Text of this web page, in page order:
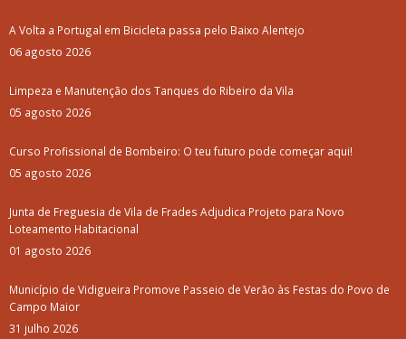
A Volta a Portugal em Bicicleta passa pelo Baixo Alentejo
06 agosto 2026
Limpeza e Manutenção dos Tanques do Ribeiro da Vila
05 agosto 2026
Curso Profissional de Bombeiro: O teu futuro pode começar aqui!
05 agosto 2026
Junta de Freguesia de Vila de Frades Adjudica Projeto para Novo
Loteamento Habitacional
01 agosto 2026
Município de Vidigueira Promove Passeio de Verão às Festas do Povo de
Campo Maior
31 julho 2026